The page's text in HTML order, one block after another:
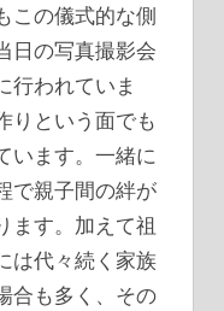
この儀式的な側
日の写真撮影会
行われていま
りという面でも
います。一緒に
で親子間の絆が
ます。加えて祖
は代々続く家族
合も多く、その